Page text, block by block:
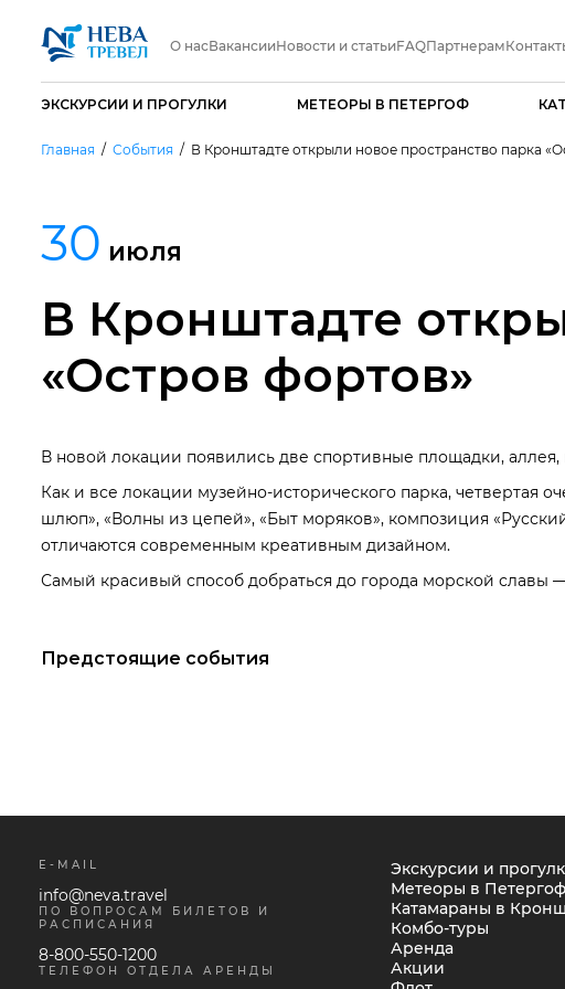
О насВакансииНовости и статьиFAQПартнерам
ЭКСКУРСИИ И ПРОГУЛКИ МЕТЕОРЫ В ПЕТЕРГОФ
Главная События В Кронштадте открыли новое пространство парка
30 июля
В Кронштадте
«Остров фортов»
В новой локации появились две спортивные площадки,
Как и все локации музейно-исторического парка, четвертая
шлюп», «Волны из цепей», «Быт моряков», композиция
отличаются современным креативным дизайном.
Самый красивый способ добраться до города морской славы
Предстоящие события
E-MAIL
info@neva.travel
ПО ВОПРОСАМ БИЛЕТОВ И
РАСПИСАНИЯ
8-800-550-1200
ТЕЛЕФОН ОТДЕЛА АРЕНДЫ
Экскурсии и
Метеоры в Петергоф
Катамараны в
Комбо-туры
Аренда
Акции